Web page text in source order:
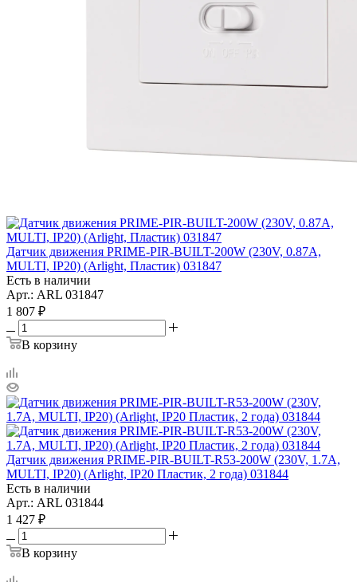
Датчик движения PRIME-PIR-BUILT-200W (230V, 0.87A,
MULTI, IP20) (Arlight, Пластик) 031847
Есть в наличии
Арт.: ARL 031847
1 807 ₽
В корзину
Датчик движения PRIME-PIR-BUILT-R53-200W (230V, 1.7A,
MULTI, IP20) (Arlight, IP20 Пластик, 2 года) 031844
Есть в наличии
Арт.: ARL 031844
1 427 ₽
В корзину